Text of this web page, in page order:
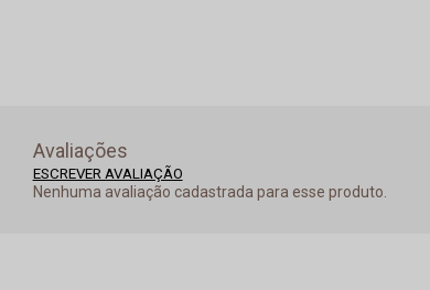
Avaliações
ESCREVER AVALIAÇÃO
Nenhuma avaliação cadastrada para esse produto.